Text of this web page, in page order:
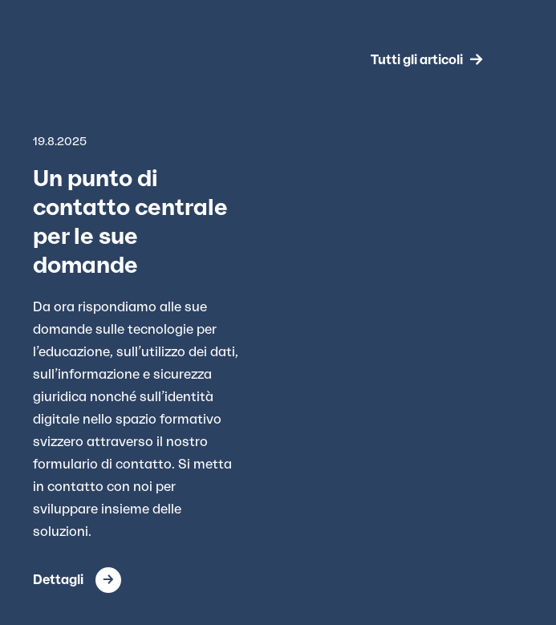
Tutti gli articoli
19.8.2025
Un punto di
contatto centrale
per le sue
domande
Da ora rispondiamo alle sue
domande sulle tecnologie per
l’educazione, sull’utilizzo dei dati,
sull’informazione e sicurezza
giuridica nonché sull’identità
digitale nello spazio formativo
svizzero attraverso il nostro
formulario di contatto. Si metta
in contatto con noi per
sviluppare insieme delle
soluzioni.
Dettagli